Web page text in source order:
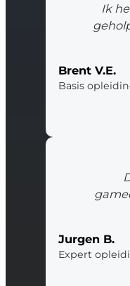
Ik
Brent V.E.
Basis
Jurgen B.
Expert